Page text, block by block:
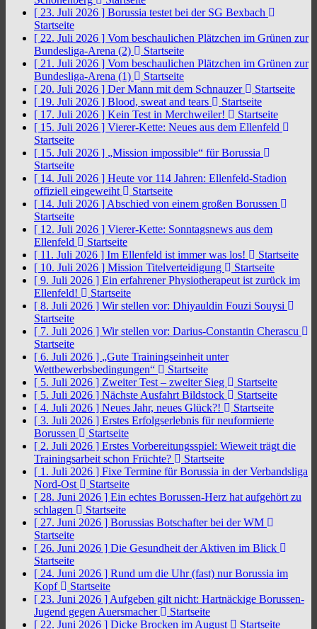
[ 23. Juli 2026 ] Borussia testet bei der SG Bexbach
Startseite
[ 22. Juli 2026 ] Vom beschaulichen Plätzchen im Grünen zur
Bundesliga-Arena (2)
Startseite
[ 21. Juli 2026 ] Vom beschaulichen Plätzchen im Grünen zur
Bundesliga-Arena (1)
Startseite
[ 20. Juli 2026 ] Der Mann mit dem Schnauzer
Startseite
[ 19. Juli 2026 ] Blood, sweat and tears
Startseite
[ 17. Juli 2026 ] Kein Test in Merchweiler!
Startseite
[ 15. Juli 2026 ] Vierer-Kette: Neues aus dem Ellenfeld
Startseite
[ 15. Juli 2026 ] „Mission impossible“ für Borussia
Startseite
[ 14. Juli 2026 ] Heute vor 114 Jahren: Ellenfeld-Stadion
offiziell eingeweiht
Startseite
[ 14. Juli 2026 ] Abschied von einem großen Borussen
Startseite
[ 12. Juli 2026 ] Vierer-Kette: Sonntagsnews aus dem
Ellenfeld
Startseite
[ 11. Juli 2026 ] Im Ellenfeld ist immer was los!
Startseite
[ 10. Juli 2026 ] Mission Titelverteidigung
Startseite
[ 9. Juli 2026 ] Ein erfahrener Physiotherapeut ist zurück im
Ellenfeld!
Startseite
[ 8. Juli 2026 ] Wir stellen vor: Dhiyauldin Fouzi Souysi
Startseite
[ 7. Juli 2026 ] Wir stellen vor: Darius-Constantin Cherascu
Startseite
[ 6. Juli 2026 ] „Gute Trainingseinheit unter
Wettbewerbsbedingungen“
Startseite
[ 5. Juli 2026 ] Zweiter Test – zweiter Sieg
Startseite
[ 5. Juli 2026 ] Nächste Ausfahrt Bildstock
Startseite
[ 4. Juli 2026 ] Neues Jahr, neues Glück?!
Startseite
[ 3. Juli 2026 ] Erstes Erfolgserlebnis für neuformierte
Borussen
Startseite
[ 2. Juli 2026 ] Erstes Vorbereitungsspiel: Wieweit trägt die
Trainingsarbeit schon Früchte?
Startseite
[ 1. Juli 2026 ] Fixe Termine für Borussia in der Verbandsliga
Nord-Ost
Startseite
[ 28. Juni 2026 ] Ein echtes Borussen-Herz hat aufgehört zu
schlagen
Startseite
[ 27. Juni 2026 ] Borussias Botschafter bei der WM
Startseite
[ 26. Juni 2026 ] Die Gesundheit der Aktiven im Blick
Startseite
[ 24. Juni 2026 ] Rund um die Uhr (fast) nur Borussia im
Kopf
Startseite
[ 23. Juni 2026 ] Aufgeben gilt nicht: Hartnäckige Borussen-
Jugend gegen Auersmacher
Startseite
[ 22. Juni 2026 ] Dicke Brocken im August
Startseite